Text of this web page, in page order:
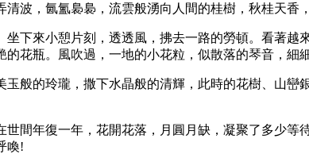
波，氤氳裊裊，流雲般湧向人間的桂樹，秋桂天香
下來小憩片刻，透透風，拂去一路的勞頓。看著
花瓶。風吹過，一地的小花粒，似散落的琴音，細
般的玲瓏，撒下水晶般的清輝，此時的花樹、山
間年復一年，花開花落，月圓月缺，凝聚了多少
喚!